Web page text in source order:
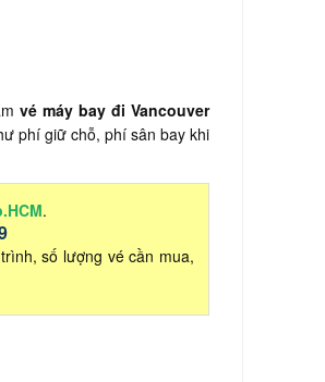
vé máy bay đi Vancouver
phí giữ chỗ, phí sân bay khi
.
số lượng vé cần mua,